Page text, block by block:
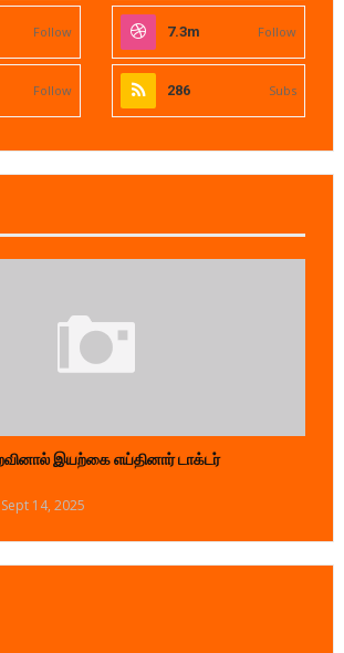
Follow 7.3m Follow
Follow 286 Subs
இயற்கை எய்தினார் டாக்டர்
Sept 14, 2025